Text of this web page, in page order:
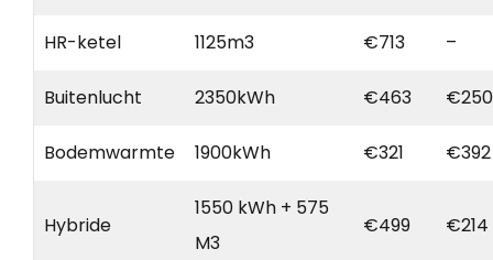
HR-ketel 1125m3 €713 –
Buitenlucht 2350kWh €463 €250
Bodemwarmte 1900kWh €321 €392
Hybride
1550 kWh + 575
M3
€499 €214